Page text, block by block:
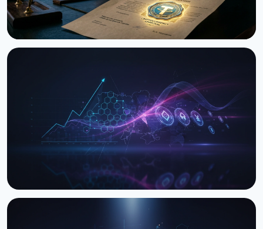
Украина впервые передала изъятую крипту в
управление ARMA: $8.3 млн USDT
29 июня 2026 г. 3 мин чтения